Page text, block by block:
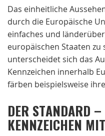
Das einheitliche
durch die Europäische
einfaches und
europäischen Staaten zu
unterscheidet sich das
Kennzeichen innerhalb
färben beispielsweise
DER STANDARD
KENNZEICHEN